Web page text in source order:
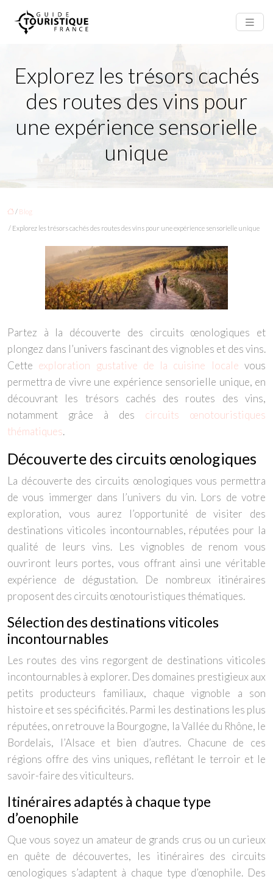
Explorez les trésors cachés
des routes des vins pour
une expérience sensorielle
unique
/ Blog
/ Explorez les trésors cachés des routes des vins pour une expérience sensorielle unique
Partez à la découverte des circuits œnologiques et
plongez dans l’univers fascinant des vignobles et des vins.
Cette exploration gustative de la cuisine locale vous
permettra de vivre une expérience sensorielle unique, en
découvrant les trésors cachés des routes des vins,
notamment grâce à des circuits œnotouristiques
thématiques.
Découverte des circuits œnologiques
La découverte des circuits œnologiques vous permettra
de vous immerger dans l’univers du vin. Lors de votre
exploration, vous aurez l’opportunité de visiter des
destinations viticoles incontournables, réputées pour la
qualité de leurs vins. Les vignobles de renom vous
ouvriront leurs portes, vous offrant ainsi une véritable
expérience de dégustation. De nombreux itinéraires
proposent des circuits œnotouristiques thématiques.
Sélection des destinations viticoles
incontournables
Les routes des vins regorgent de destinations viticoles
incontournables à explorer. Des domaines prestigieux aux
petits producteurs familiaux, chaque vignoble a son
histoire et ses spécificités. Parmi les destinations les plus
réputées, on retrouve la Bourgogne, la Vallée du Rhône, le
Bordelais, l’Alsace et bien d’autres. Chacune de ces
régions offre des vins uniques, reflétant le terroir et le
savoir-faire des viticulteurs.
Itinéraires adaptés à chaque type
d’oenophile
Que vous soyez un amateur de grands crus ou un curieux
en quête de découvertes, les itinéraires des circuits
œnologiques s’adaptent à chaque type d’œnophile. Des